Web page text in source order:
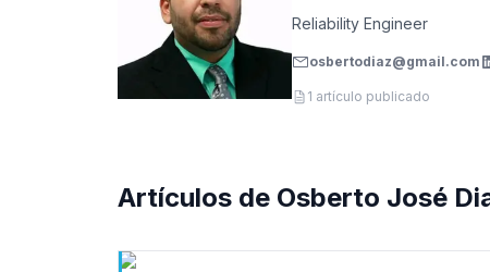
Reliability Engineer
osbertodiaz@gmail.com
1 artículo publicado
Artículos de Osberto José